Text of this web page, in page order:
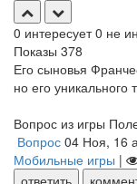
0 интересует 0 не
Показы 378
Его сыновья
но его уникального
Вопрос из игры
Вопрос 04 Ноя, 16
Мобильные игры |
ответить